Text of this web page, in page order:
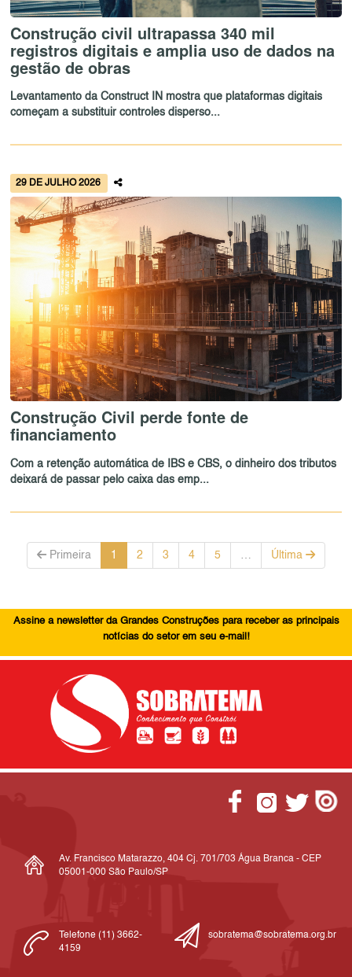
Construção civil ultrapassa 340 mil
registros digitais e amplia uso de dados na
gestão de obras
Levantamento da Construct IN mostra que plataformas digitais
começam a substituir controles disperso...
29 DE JULHO 2026
Construção Civil perde fonte de
financiamento
Com a retenção automática de IBS e CBS, o dinheiro dos tributos
deixará de passar pelo caixa das emp...
Primeira 1 2 3 4 5 … Última
Assine a newsletter da Grandes Construções para receber as principais
notícias do setor em seu e-mail!
Av. Francisco Matarazzo, 404 Cj. 701/703 Água Branca - CEP
05001-000 São Paulo/SP
Telefone (11) 3662-
4159
sobratema@sobratema.org.br